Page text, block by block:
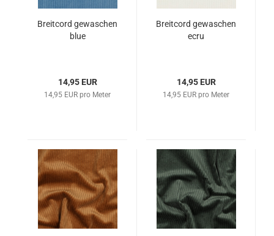
Breitcord gewaschen
blue
14,95 EUR
14,95 EUR pro Meter
Breitcord gewaschen
ecru
14,95 EUR
14,95 EUR pro Meter